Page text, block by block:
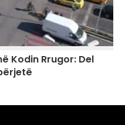
Kodin Rrugor: Del